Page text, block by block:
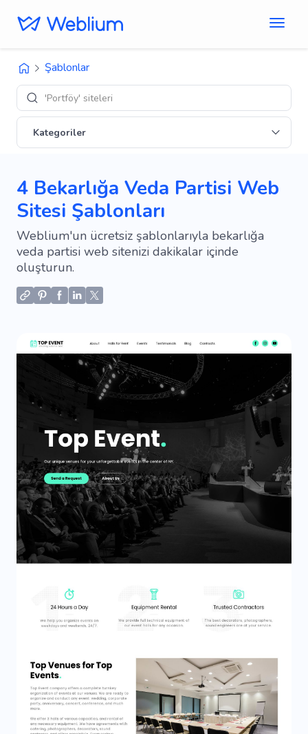
Şablonlar
'
Kategoriler
4 Bekarlığa Veda Partisi Web
Sitesi Şablonları
Weblium'un ücretsiz şablonlarıyla bekarlığa
veda partisi web sitenizi dakikalar içinde
oluşturun.